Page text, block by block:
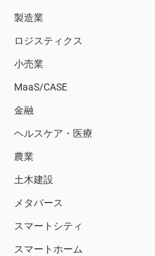
製造業
ロジスティクス
小売業
MaaS/CASE
金融
ヘルスケア・医療
農業
土木建設
メタバース
スマートシティ
スマートホーム